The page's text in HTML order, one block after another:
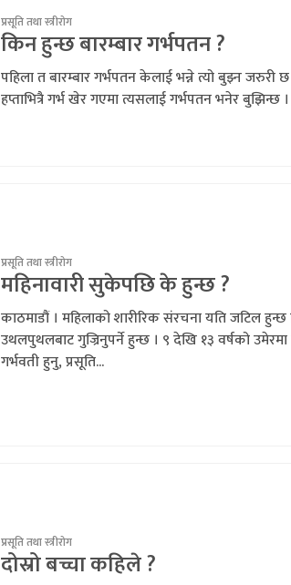
प्रसूति तथा स्त्रीरोग
किन हुन्छ बारम्बार गर्भपतन ?
पहिला त बारम्बार गर्भपतन केलाई भन्ने त्यो बुझ्न जरुरी
हप्ताभित्रै गर्भ खेर गएमा त्यसलाई गर्भपतन भनेर बुझिन्छ
प्रसूति तथा स्त्रीरोग
महिनावारी सुकेपछि के हुन्छ ?
काठमाडौं । महिलाको शारीरिक संरचना यति जटिल
उथलपुथलबाट गुज्रिनुपर्ने हुन्छ । ९ देखि १३ वर्षको
गर्भवती हुनु, प्रसूति...
प्रसूति तथा स्त्रीरोग
दोस्रो बच्चा कहिले ?